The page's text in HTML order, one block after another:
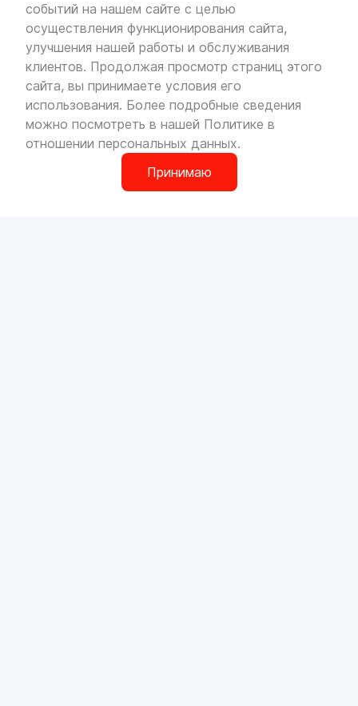
событий на нашем сайте с целью
осуществления функционирования сайта,
улучшения нашей работы и обслуживания
клиентов. Продолжая просмотр страниц этого
сайта, вы принимаете условия его
использования. Более подробные сведения
можно посмотреть в нашей Политике в
отношении персональных данных.
Принимаю
VOLLO Кунцево
г. Москва, МКАД 55-й километр, строение 31
павильон 5
Пн-Вс с 9:00 до 19:00
VOLLO Брянск
г. Брянск, Московский проезд, д.4
Пн-Пт с 9:00 до 19:00 Сб-Вс с 10:00 до 19:00